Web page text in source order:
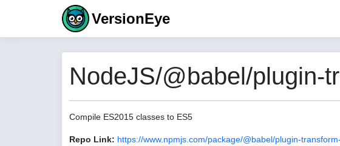
VersionEye
NodeJS/@babel/plugin-
Compile ES2015 classes to ES5
Repo Link: https://www.npmjs.com/package/@babel/plugin-